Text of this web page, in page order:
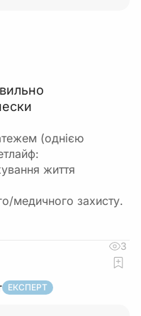
(однією
життя
медичного захисту.
3
ЕКСПЕРТ